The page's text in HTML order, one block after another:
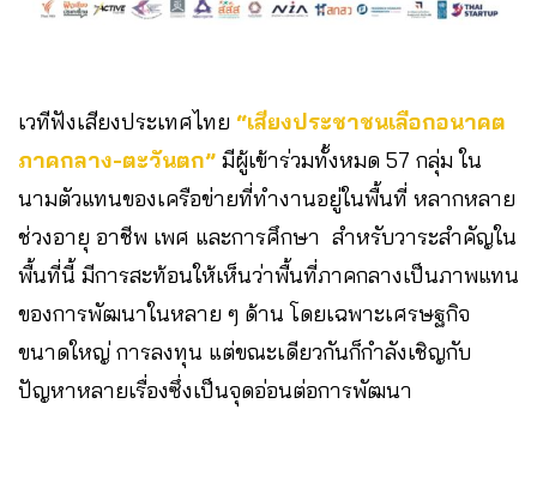
เวทีฟังเสียงประเทศไทย “เสียงประชาชนเลือกอนาคต
ภาคกลาง-ตะวันตก” มีผู้เข้าร่วมทั้งหมด 57 กลุ่ม ใน
นามตัวแทนของเครือข่ายที่ทำงานอยู่ในพื้นที่ หลากหลาย
ช่วงอายุ อาชีพ เพศ และการศึกษา สำหรับวาระสำคัญใน
พื้นที่นี้ มีการสะท้อนให้เห็นว่าพื้นที่ภาคกลางเป็นภาพแทน
ของการพัฒนาในหลาย ๆ ด้าน โดยเฉพาะเศรษฐกิจ
ขนาดใหญ่ การลงทุน แต่ขณะเดียวกันก็กำลังเชิญกับ
ปัญหาหลายเรื่องซึ่งเป็นจุดอ่อนต่อการพัฒนา